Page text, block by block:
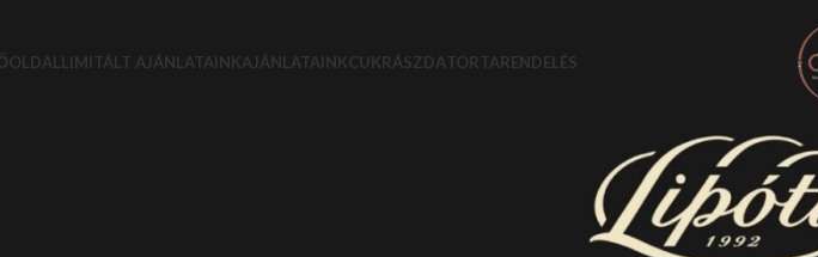
LIMITÁLT AJÁNLATAINKAJÁNLATAINKCUKRÁSZDATORTARENDELÉS